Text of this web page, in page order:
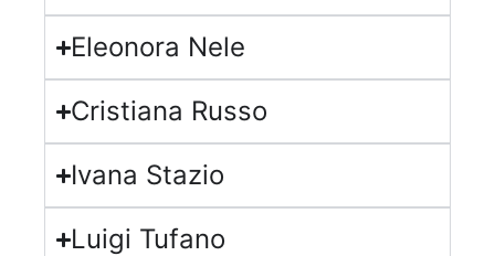
Eleonora Nele
Cristiana Russo
Ivana Stazio
Luigi Tufano